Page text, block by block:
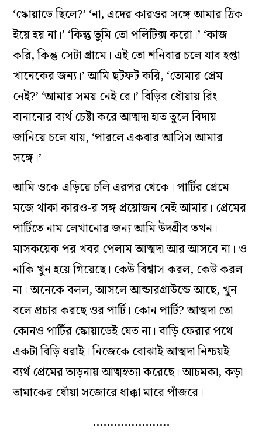
‘স্কোয়াডে ছিলে?’ ‘না, এদের কারওর সঙ্গে আমার ঠিক
ইয়ে হয় না।’ ‘কিন্তু তুমি তো পলিটিক্স করো।’ ‘কাজ
করি, কিন্তু সেটা গ্রামে। এই তো শনিবার চলে যাব হপ্তা
খানেকের জন্য।’ আমি ছটফট করি, ‘তোমার প্রেম
নেই?’ ‘আমার সময় নেই রে।’ বিড়ির ধোঁয়ায় রিং
বানানোর ব্যর্থ চেষ্টা করে আত্মদা হাত তুলে বিদায়
জানিয়ে চলে যায়, ‘পারলে একবার আসিস আমার
সঙ্গে।’
আমি ওকে এড়িয়ে চলি এরপর থেকে। পার্টির প্রেমে
মজে থাকা কারও-র সঙ্গ প্রয়োজন নেই আমার। প্রেমের
পার্টিতে নাম লেখানোর জন্য আমি উদগ্রীব তখন।
মাসকয়েক পর খবর পেলাম আত্মদা আর আসবে না। ও
নাকি খুন হয়ে গিয়েছে। কেউ বিশ্বাস করল, কেউ করল
না। অনেকে বলল, আসলে আন্ডারগ্রাউন্ডে আছে, খুন
বলে প্রচার করছে ওর পার্টি। কোন পার্টি? আত্মদা তো
কোনও পার্টির স্কোয়াডেই যেত না। বাড়ি ফেরার পথে
একটা বিড়ি ধরাই। নিজেকে বোঝাই আত্মদা নিশ্চয়ই
ব্যর্থ প্রেমের তাড়নায় আত্মহত্যা করেছে। আচমকা, কড়া
তামাকের ধোঁয়া সজোরে ধাক্কা মারে পাঁজরে।
………………….